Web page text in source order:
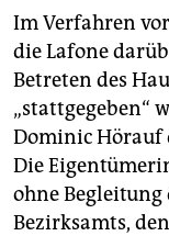
Im Verfahren
die Lafone
Betreten des
„stattgegeben“
Dominic Hörauf
Die
ohne
Bezirksamts,